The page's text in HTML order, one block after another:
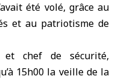
été volé, grâce au
et au patriotisme de
et chef de sécurité,
15h00 la veille de la